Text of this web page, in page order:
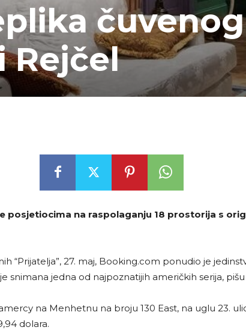
čuvenog
Rejčel
posjetiocima na raspolaganju 18 prostorija s
27. maj, Booking.com ponudio je
snimana jedna od najpoznatijih američkih serija,
na Menhetnu na broju 130 East, na uglu 23.
dolara.